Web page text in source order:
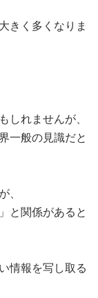
きく多くなりま
しれませんが、
一般の見識だと
、
と関係があると
情報を写し取る